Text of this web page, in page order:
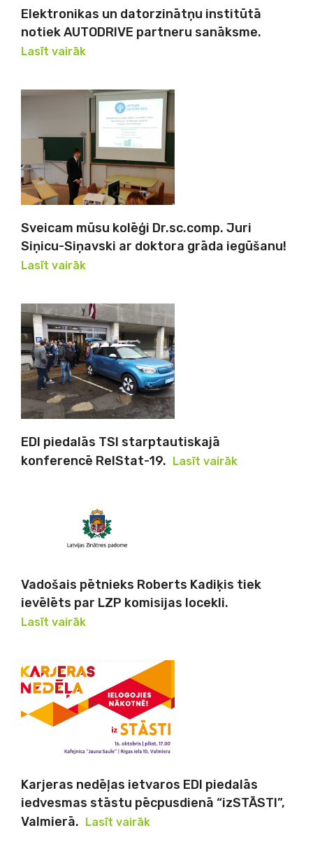
Elektronikas un datorzinātņu institūtā
notiek AUTODRIVE partneru sanāksme.
Lasīt vairāk
Sveicam mūsu kolēģi Dr.sc.comp. Juri
Siņicu-Siņavski ar doktora grāda iegūšanu!
Lasīt vairāk
EDI piedalās TSI starptautiskajā
konferencē RelStat-19.
Lasīt vairāk
Vadošais pētnieks Roberts Kadiķis tiek
ievēlēts par LZP komisijas locekli.
Lasīt vairāk
Karjeras nedēļas ietvaros EDI piedalās
iedvesmas stāstu pēcpusdienā “izSTĀSTI”,
Valmierā. Lasīt vairāk